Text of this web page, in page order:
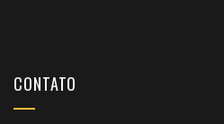
CONTATO